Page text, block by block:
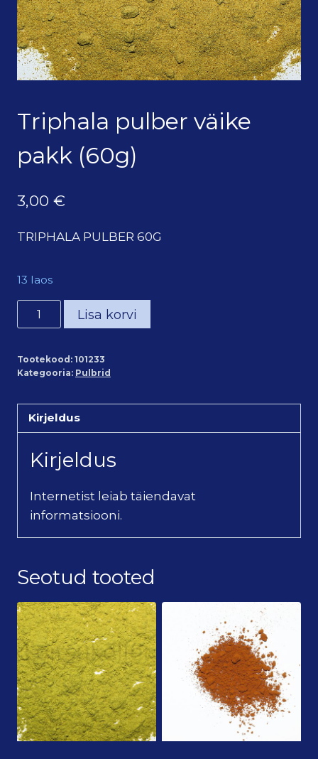
Triphala pulber väike
pakk (60g)
3,00 €
TRIPHALA PULBER 60G
13 laos
Triphala
pulber
pakk
kogus
Lisa korvi
Tootekood: 101233
Kategooria: Pulbrid
Kirjeldus
Kirjeldus
Internetist leiab täiendavat
informatsiooni.
Seotud tooted